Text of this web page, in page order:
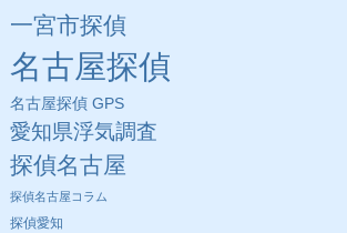
一宮市探偵
名古屋探偵
名古屋探偵 GPS
愛知県浮気調査
探偵名古屋
探偵名古屋コラム
探偵愛知